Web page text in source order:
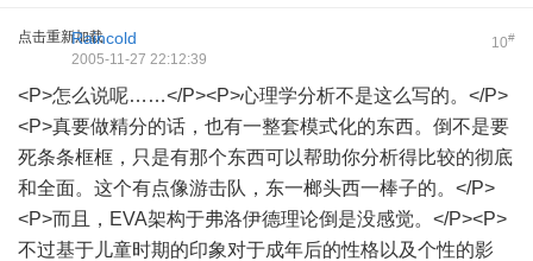
点击重新加载 10#
Raincold
2005-11-27 22:12:39
<P>怎么说呢……</P><P>心理学分析不是这么写的。</P>
<P>真要做精分的话，也有一整套模式化的东西。倒不是要
死条条框框，只是有那个东西可以帮助你分析得比较的彻底
和全面。这个有点像游击队，东一榔头西一棒子的。</P>
<P>而且，EVA架构于弗洛伊德理论倒是没感觉。</P><P>
不过基于儿童时期的印象对于成年后的性格以及个性的影